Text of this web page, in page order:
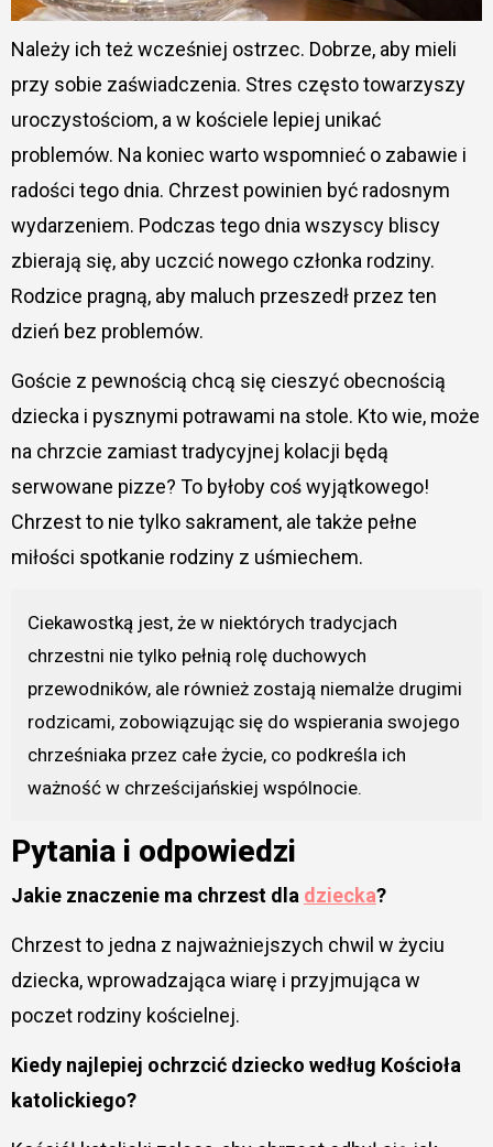
Należy ich też wcześniej ostrzec. Dobrze, aby mieli
przy sobie zaświadczenia. Stres często towarzyszy
uroczystościom, a w kościele lepiej unikać
problemów. Na koniec warto wspomnieć o zabawie i
radości tego dnia. Chrzest powinien być radosnym
wydarzeniem. Podczas tego dnia wszyscy bliscy
zbierają się, aby uczcić nowego członka rodziny.
Rodzice pragną, aby maluch przeszedł przez ten
dzień bez problemów.
Goście z pewnością chcą się cieszyć obecnością
dziecka i pysznymi potrawami na stole. Kto wie, może
na chrzcie zamiast tradycyjnej kolacji będą
serwowane pizze? To byłoby coś wyjątkowego!
Chrzest to nie tylko sakrament, ale także pełne
miłości spotkanie rodziny z uśmiechem.
Ciekawostką jest, że w niektórych tradycjach
chrzestni nie tylko pełnią rolę duchowych
przewodników, ale również zostają niemalże drugimi
rodzicami, zobowiązując się do wspierania swojego
chrześniaka przez całe życie, co podkreśla ich
ważność w chrześcijańskiej wspólnocie.
Pytania i odpowiedzi
Jakie znaczenie ma chrzest dla dziecka?
Chrzest to jedna z najważniejszych chwil w życiu
dziecka, wprowadzająca wiarę i przyjmująca w
poczet rodziny kościelnej.
Kiedy najlepiej ochrzcić dziecko według Kościoła
katolickiego?